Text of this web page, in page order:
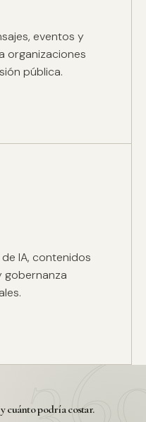
eventos y
organizaciones
pública.
IA, contenidos
gobernanza
cuánto podría costar.